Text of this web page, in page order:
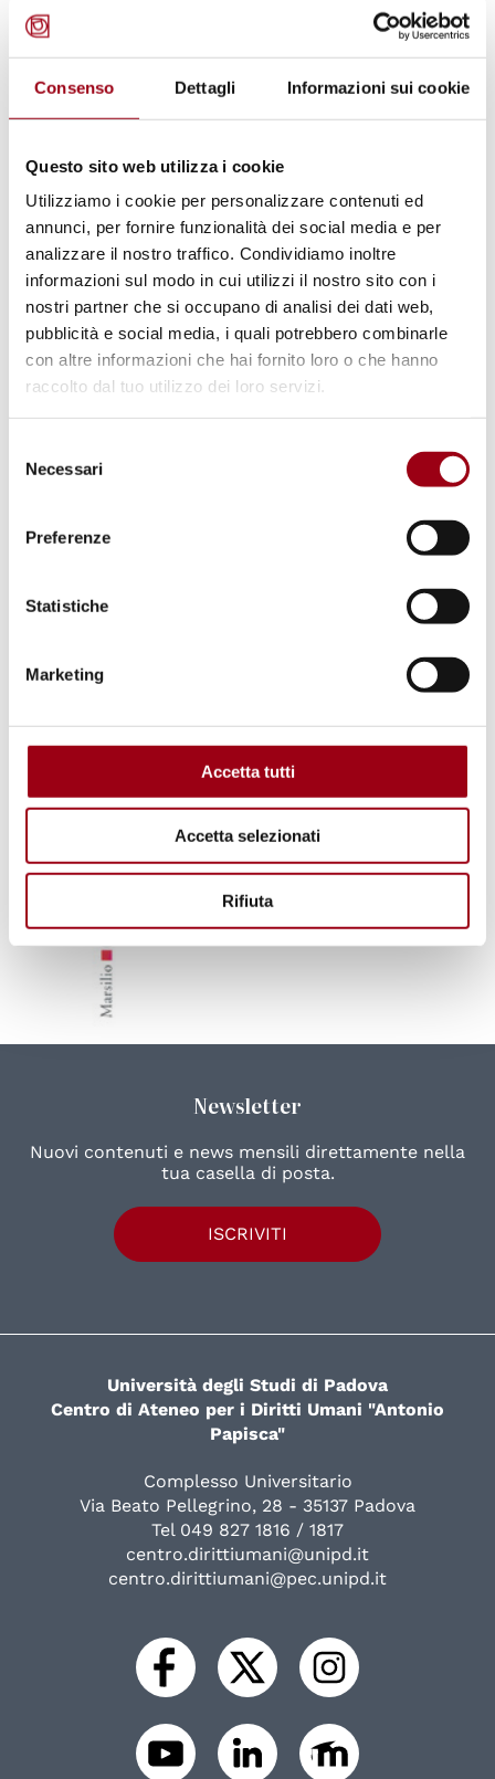
Consenso Dettagli Informazioni sui cookie
Questo sito web utilizza i cookie
Utilizziamo i cookie per personalizzare contenuti ed
annunci, per fornire funzionalità dei social media e per
analizzare il nostro traffico. Condividiamo inoltre
informazioni sul modo in cui utilizzi il nostro sito con i
nostri partner che si occupano di analisi dei dati web,
pubblicità e social media, i quali potrebbero combinarle
con altre informazioni che hai fornito loro o che hanno
raccolto dal tuo utilizzo dei loro servizi.
delNecessari
Preferenze
Statistiche
Marketing
Accetta tutti
Accetta selezionati
Rifiuta
diritti umani (Documentazione - 2007)
(pdf, 53.06 KB)
Parole chiave
difensori dei diritti umani
Unione Europea diritti umani
linee guida
Newsletter
Nuovi contenuti e news mensili direttamente nella
tua casella di posta.
ISCRIVITI
Università degli Studi di Padova
Centro di Ateneo per i Diritti Umani "Antonio
Papisca"
Complesso Universitario
Via Beato Pellegrino, 28 - 35137 Padova
Tel 049 827 1816 / 1817
centro.dirittiumani@unipd.it
centro.dirittiumani@pec.unipd.it